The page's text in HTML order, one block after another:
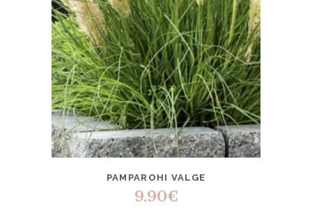
PAMPAROHI VALGE
9.90€